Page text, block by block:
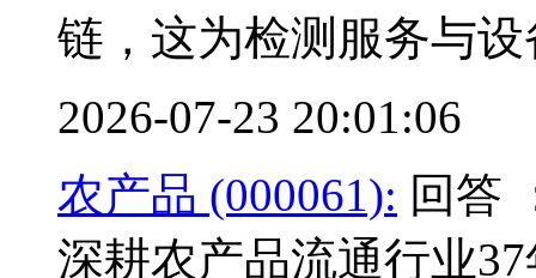
链，这为检测服务与
2026-07-23 20:01:06
农产品 (000061): 回答
深耕农产品流通行业